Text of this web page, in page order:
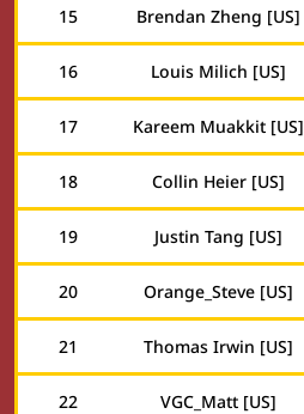
15 Brendan Zheng [US]
16 Louis Milich [US]
17 Kareem Muakkit [US]
18 Collin Heier [US]
19 Justin Tang [US]
20 Orange_Steve [US]
21 Thomas Irwin [US]
22 VGC_Matt [US]